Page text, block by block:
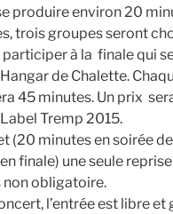
produire environ 20
trois groupes seront
à la finale qui
de Chalette.
45 minutes. Un prix
Tremp 2015.
(20 minutes en soirée
finale) une seule
obligatoire.
l’entrée est libre et